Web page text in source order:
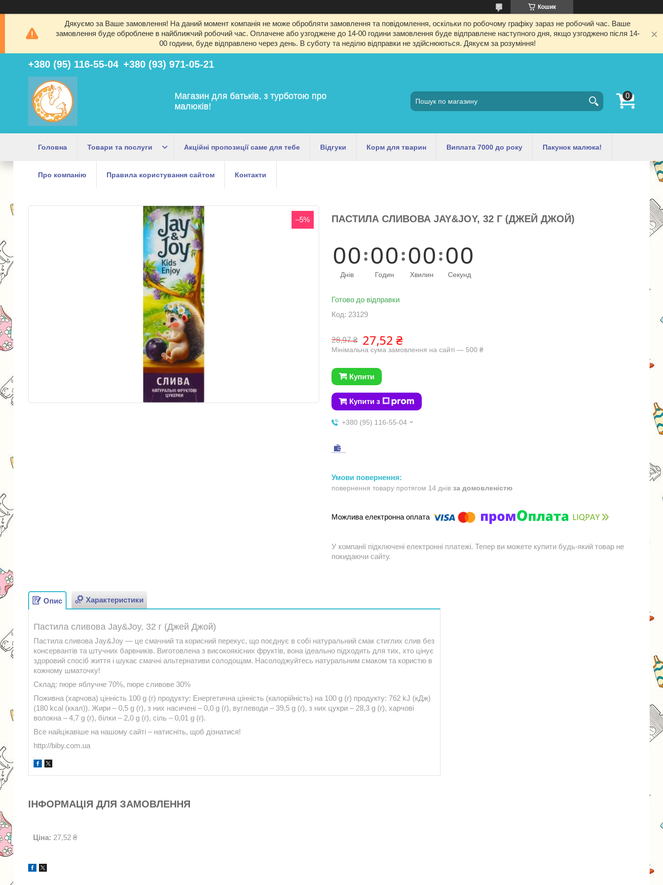
Кошик
Дякуємо за Ваше замовлення! На даний момент компанія не може обробляти замовлення та повідомлення, оскільки по робочому графіку зараз не робочий час. Ваше
замовлення буде оброблене в найближчий робочий час. Оплачене або узгоджене до 14-00 години замовлення буде відправлене наступного дня, якщо узгоджено після 14-
00 години, буде відправлено через день. В суботу та неділю відправки не здійснюються. Дякуєм за розуміння!
+380 (95) 116-55-04 +380 (93) 971-05-21
Магазин для батьків, з турботою про
малюків!
Головна Товари та послуги Акційні пропозиції саме для тебе Відгуки Корм для тварин Виплата 7000 до року Пакунок малюка!
Про компанію Правила користування сайтом Контакти
–5% ПАСТИЛА СЛИВОВА JAY&JOY, 32 Г (ДЖЕЙ ДЖОЙ)
00
Днів
00
Годин
00
Хвилин
00
Секунд
Готово до відправки
Код: 23129
28,97 ₴ 27,52 ₴
Мінімальна сума замовлення на сайті — 500 ₴
Купити
Купити з
+380 (95) 116-55-04
повернення товару протягом 14 днів за домовленістю
У компанії підключені електронні платежі. Тепер ви можете купити будь-який товар не
покидаючи сайту.
Опис Характеристики
Пастила сливова Jay&Joy, 32 г (Джей Джой)
Пастила сливова Jay&Joy — це смачний та корисний перекус, що поєднує в собі натуральний смак стиглих слив без
консервантів та штучних барвників. Виготовлена з високоякісних фруктів, вона ідеально підходить для тих, хто цінує
здоровий спосіб життя і шукає смачні альтернативи солодощам. Насолоджуйтесь натуральним смаком та користю в
кожному шматочку!
Склад: пюре яблучне 70%, пюре сливове 30%
Поживна (харчова) цінність 100 g (г) продукту: Енергетична цінність (калорійність) на 100 g (г) продукту: 762 kJ (кДж)
(180 kcal (ккал)). Жири – 0,5 g (г), з них насичені – 0,0 g (г), вуглеводи – 39,5 g (г), з них цукри – 28,3 g (г), харчові
волокна – 4,7 g (г), білки – 2,0 g (г), сіль – 0,01 g (г).
Все найцікавіше на нашому сайті – натисніть, щоб дізнатися!
http://biby.com.ua
ІНФОРМАЦІЯ ДЛЯ ЗАМОВЛЕННЯ
Ціна: 27,52 ₴